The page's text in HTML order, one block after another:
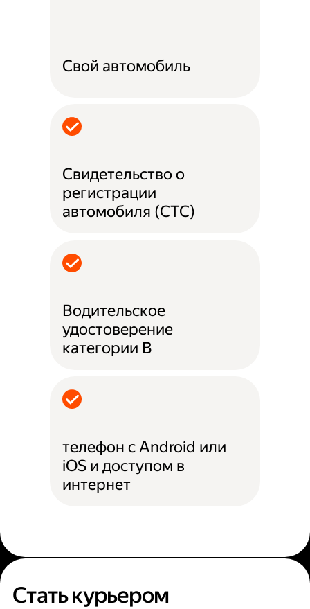
Свой автомобиль
Свидетельство о
регистрации
автомобиля (СТС)
Водительское
удостоверение
категории B
телефон с Android или
iOS и доступом в
интернет
Стать курьером